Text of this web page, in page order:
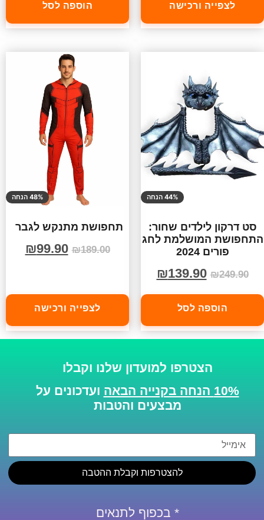
לצפייה ורכישה הוספה לסל
44% הנחה
סט דרקון לילדים שחור:
התחפושת המושלמת לחג
פורים 2024
₪249.90
₪139.90
הוספה לסל
48% הנחה
תחפושת מתנקש לגבר
₪189.00
₪99.90
לצפייה ורכישה
הצטרפו למועדון שלנו וקבלו
10% הנחה בקנייה הבאה
ועדכונים על
מבצעים והטבות
להצטרפות וקבלת ההטבה
* בכפוף לתנאים